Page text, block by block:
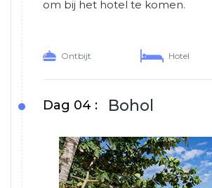
om bij het hotel te komen.
Ontbijt Hotel
Dag 04 : Bohol